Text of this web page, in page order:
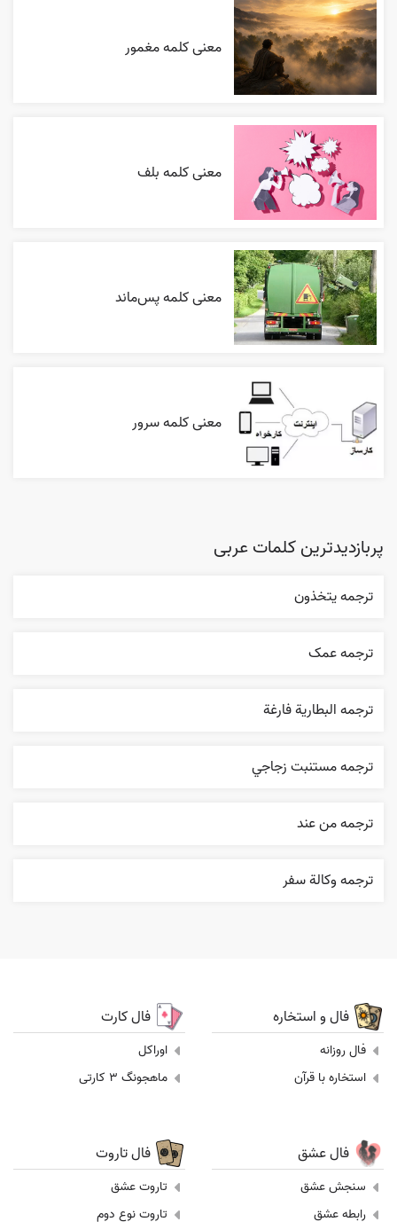
معنی کلمه مغمور
معنی کلمه بلف
معنی کلمه پس‌ماند
معنی کلمه سرور
پربازدیدترین کلمات عربی
ترجمه يتخذون
ترجمه عمک
ترجمه البطارية فارغة
ترجمه مستنبت زجاجي
ترجمه من عند
ترجمه وکالة سفر
فال و استخاره
فال روزانه
استخاره با قرآن
فال کارت
اوراکل
ماهجونگ 3 کارتی
فال عشق
سنجش عشق
رابطه عشق
فال تاروت
تاروت عشق
تاروت نوع دوم